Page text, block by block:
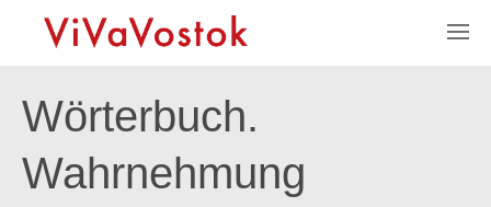
Wörterbuch.
Wahrnehmung